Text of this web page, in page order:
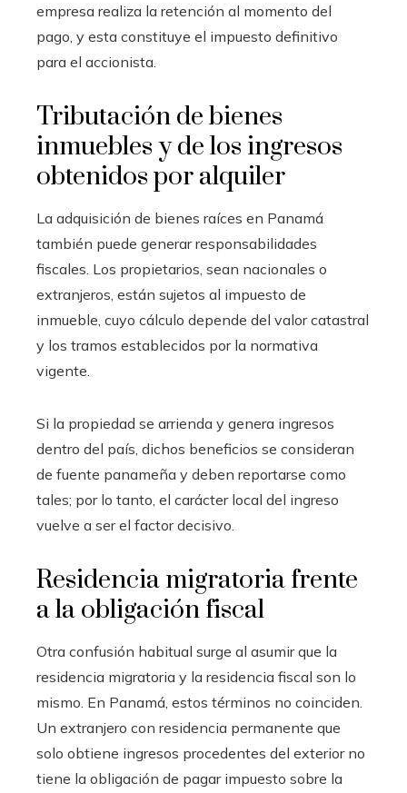
empresa realiza la retención al momento del
pago, y esta constituye el impuesto definitivo
para el accionista.
Tributación de bienes
inmuebles y de los ingresos
obtenidos por alquiler
La adquisición de bienes raíces en Panamá
también puede generar responsabilidades
fiscales. Los propietarios, sean nacionales o
extranjeros, están sujetos al impuesto de
inmueble, cuyo cálculo depende del valor catastral
y los tramos establecidos por la normativa
vigente.
Si la propiedad se arrienda y genera ingresos
dentro del país, dichos beneficios se consideran
de fuente panameña y deben reportarse como
tales; por lo tanto, el carácter local del ingreso
vuelve a ser el factor decisivo.
Residencia migratoria frente
a la obligación fiscal
Otra confusión habitual surge al asumir que la
residencia migratoria y la residencia fiscal son lo
mismo. En Panamá, estos términos no coinciden.
Un extranjero con residencia permanente que
solo obtiene ingresos procedentes del exterior no
tiene la obligación de pagar impuesto sobre la